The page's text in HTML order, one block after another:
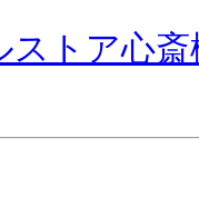
ストア心